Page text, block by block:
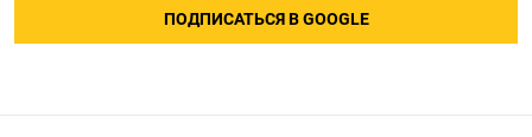
ПОДПИСАТЬСЯ В GOOGLE